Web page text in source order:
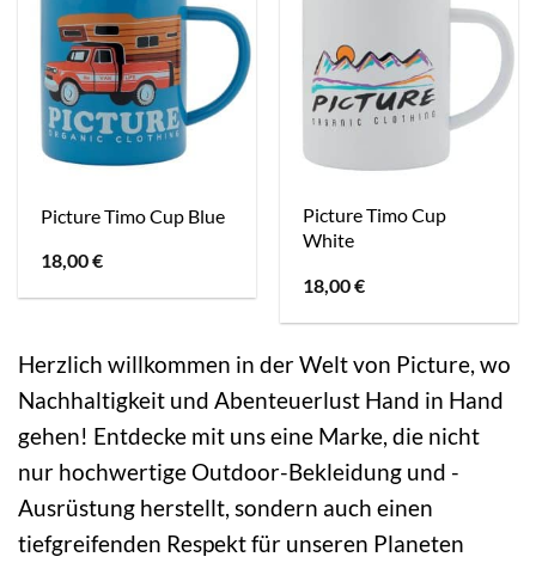
Picture Timo Cup Blue
18,00€
Picture Timo Cup
White
18,00€
Herzlich willkommen in der Welt von Picture, wo
Nachhaltigkeit und Abenteuerlust Hand in Hand
gehen! Entdecke mit uns eine Marke, die nicht
nur hochwertige Outdoor-Bekleidung und -
Ausrüstung herstellt, sondern auch einen
tiefgreifenden Respekt für unseren Planeten